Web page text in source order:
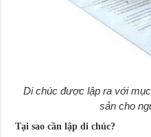
Di chúc được lập ra với
sản cho
Tại sao cần lập di chúc?